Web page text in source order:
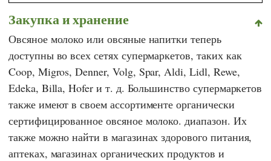
Закупка и хранение
Овсяное молоко или овсяные напитки теперь
доступны во всех сетях супермаркетов, таких как
Coop, Migros,Denner, Volg, Spar, Aldi, Lidl, Rewe,
Edeka, Billa,Hofer и т. д. Большинство супермаркетов
также имеют в своем ассортименте органически
сертифицированное овсяное молоко. диапазон. Их
также можно найти в магазинах здорового питания,
аптеках, магазинах органических продуктов и